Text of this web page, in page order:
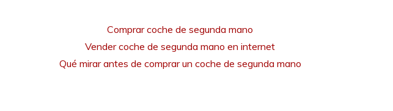
Comprar coche de segunda mano
Vender coche de segunda mano en internet
Qué mirar antes de comprar un coche de segunda mano